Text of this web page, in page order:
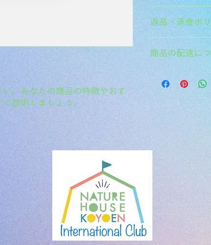
。あなたの商品の特徴やおす
説明しましょう。
商品の詳細を入力
明に加え、商品の
しましょう。
返品・返金ポ
返品・返金規約を
だけなかった場合
ましょう。規約の
頼を獲得し、安心
商品の配送に
配送地域、料金、
する情報を入力し
とで、お客様の信